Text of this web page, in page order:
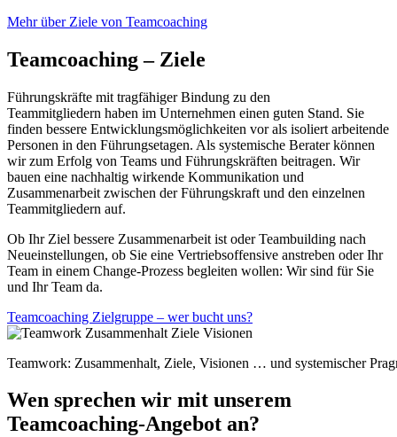
Mehr über Ziele von Teamcoaching
Teamcoaching – Ziele
Führungskräfte mit tragfähiger Bindung zu den
Teammitgliedern haben im Unternehmen einen guten Stand. Sie
finden bessere Entwicklungsmöglichkeiten vor als isoliert arbeitende
Personen in den Führungsetagen. Als systemische Berater können
wir zum Erfolg von Teams und Führungskräften beitragen. Wir
bauen eine nachhaltig wirkende Kommunikation und
Zusammenarbeit zwischen der Führungskraft und den einzelnen
Teammitgliedern auf.
Ob Ihr Ziel bessere Zusammenarbeit ist oder Teambuilding nach
Neueinstellungen, ob Sie eine Vertriebsoffensive anstreben oder Ihr
Team in einem Change-Prozess begleiten wollen: Wir sind für Sie
und Ihr Team da.
Teamcoaching Zielgruppe – wer bucht uns?
Teamwork: Zusammenhalt, Ziele, Visionen … und systemischer
Wen sprechen wir mit unserem
Teamcoaching-Angebot an?